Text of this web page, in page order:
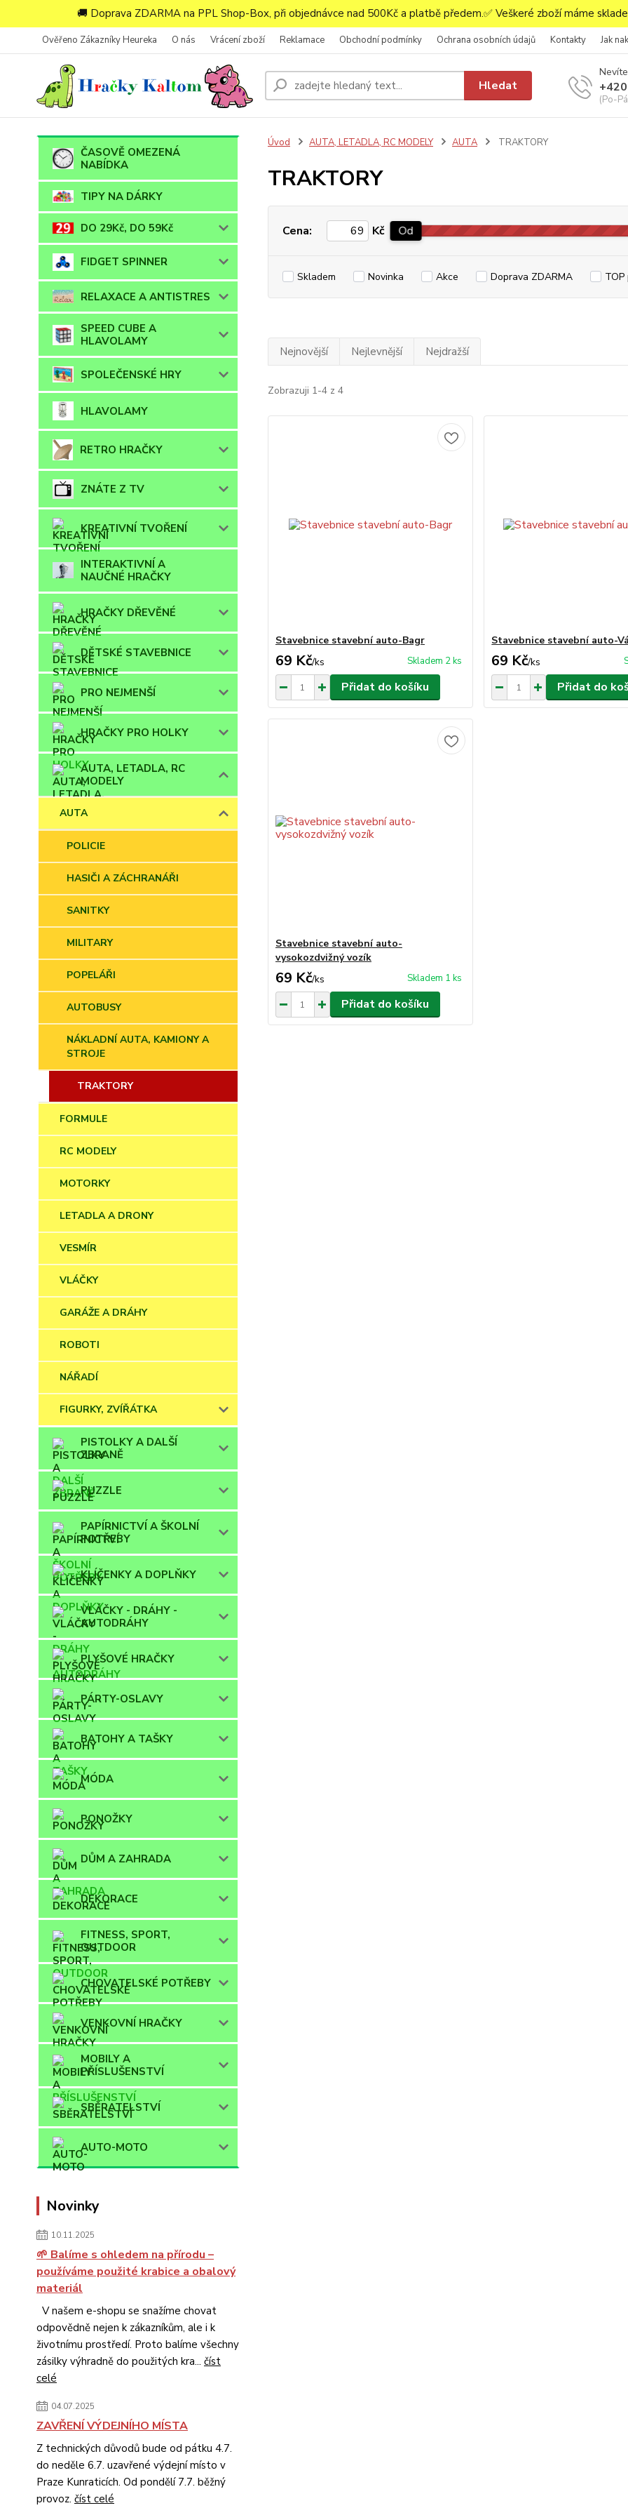
🚚 Doprava ZDARMA na PPL Shop-Box, při objednávce nad 500Kč a platbě předem.✅ Veškeré zboží máme
Ověřeno Zákazníky Heureka O nás Vrácení zboží Reklamace Obchodní podmínky Ochrana osobních údajů Kontakty Jak
Hledat
(Po-
ČASOVĚ OMEZENÁ
NABÍDKA
TIPY NA DÁRKY
DO 29Kč, DO 59Kč
FIDGET SPINNER
RELAXACE A ANTISTRES
SPEED CUBE A
HLAVOLAMY
SPOLEČENSKÉ HRY
HLAVOLAMY
RETRO HRAČKY
ZNÁTE Z TV
KREATIVNÍ TVOŘENÍ
INTERAKTIVNÍ A
NAUČNÉ HRAČKY
HRAČKY DŘEVĚNÉ
DĚTSKÉ STAVEBNICE
PRO NEJMENŠÍ
HRAČKY PRO HOLKY
AUTA, LETADLA, RC
MODELY
AUTA
POLICIE
HASIČI A ZÁCHRANÁŘI
SANITKY
MILITARY
POPELÁŘI
AUTOBUSY
NÁKLADNÍ AUTA, KAMIONY A
STROJE
TRAKTORY
FORMULE
RC MODELY
MOTORKY
LETADLA A DRONY
VESMÍR
VLÁČKY
GARÁŽE A DRÁHY
ROBOTI
NÁŘADÍ
FIGURKY, ZVÍŘÁTKA
PISTOLKY A DALŠÍ
ZBRANĚ
PUZZLE
PAPÍRNICTVÍ A ŠKOLNÍ
POTŘEBY
KLÍČENKY A DOPLŇKY
VLÁČKY - DRÁHY -
AUTODRÁHY
PLYŠOVÉ HRAČKY
PÁRTY-OSLAVY
BATOHY A TAŠKY
MÓDA
PONOŽKY
DŮM A ZAHRADA
DEKORACE
FITNESS, SPORT,
OUTDOOR
CHOVATELSKÉ POTŘEBY
VENKOVNÍ HRAČKY
MOBILY A
PŘÍSLUŠENSTVÍ
SBĚRATELSTVÍ
AUTO-MOTO
Novinky
10.11.2025
🌱 Balíme s ohledem na přírodu –
používáme použité krabice a obalový
materiál
V našem e-shopu se snažíme chovat
odpovědně nejen k zákazníkům, ale i k
životnímu prostředí. Proto balíme všechny
zásilky výhradně do použitých kra... číst
celé
04.07.2025
ZAVŘENÍ VÝDEJNÍHO MÍSTA
Z technických důvodů bude od pátku 4.7.
do neděle 6.7. uzavřené výdejní místo v
Praze Kunraticích. Od pondělí 7.7. běžný
provoz. číst celé
Úvod AUTA, LETADLA, RC MODELY AUTA TRAKTORY
TRAKTORY
Cena: Kč Od
Skladem Novinka Akce Doprava ZDARMA
Nejnovější Nejlevnější Nejdražší
Zobrazuji 1-4 z 4
Stavebnice stavební auto-Bagr
69 Kč/ks Skladem 2 ks
Přidat do košíku
Stavebnice stavební auto-
69 Kč/ks
Přidat do
Stavebnice stavební auto-
vysokozdvižný vozík
69 Kč/ks Skladem 1 ks
Přidat do košíku